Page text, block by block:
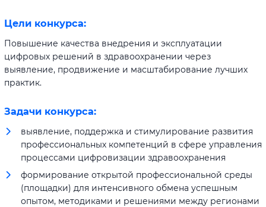
Цели конкурса:
Повышение качества внедрения и эксплуатации
цифровых решений в здравоохранении через
выявление, продвижение и масштабирование лучших
практик.
Задачи конкурса:
выявление, поддержка и стимулирование развития
профессиональных компетенций в сфере управления
процессами цифровизации здравоохранения
формирование открытой профессиональной среды
(площадки) для интенсивного обмена успешным
опытом, методиками и решениями между регионами